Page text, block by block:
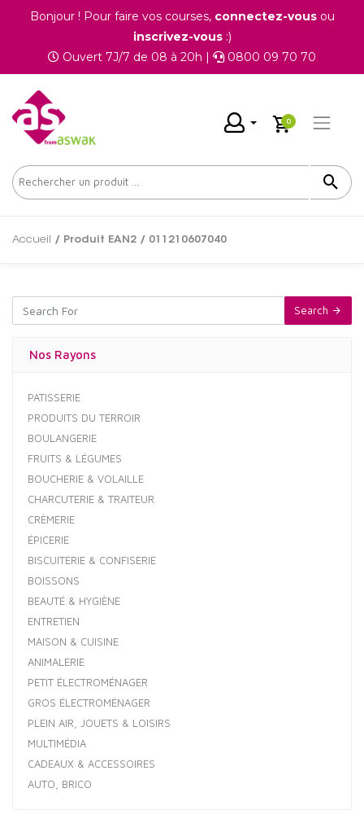
Bonjour ! Pour faire vos courses, connectez-vousou
inscrivez-vous:)
Ouvert 7J/7 de 08 à 20h |
0800 09 70 70
0
Accueil / Produit EAN2 / 011210607040
Search
Nos Rayons
PATISSERIE
PRODUITS DU TERROIR
BOULANGERIE
FRUITS & LÉGUMES
BOUCHERIE & VOLAILLE
CHARCUTERIE & TRAITEUR
CRÈMERIE
ÉPICERIE
BISCUITERIE & CONFISERIE
BOISSONS
BEAUTÉ & HYGIÈNE
ENTRETIEN
MAISON & CUISINE
ANIMALERIE
PETIT ÉLECTROMÉNAGER
GROS ÉLECTROMÉNAGER
PLEIN AIR, JOUETS & LOISIRS
MULTIMÉDIA
CADEAUX & ACCESSOIRES
AUTO, BRICO